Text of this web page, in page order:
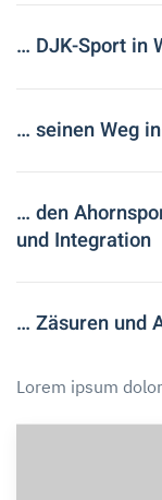
… DJK-Sport in
… seinen Weg
… den
und Integration
… Zäsuren und
Lorem ipsum